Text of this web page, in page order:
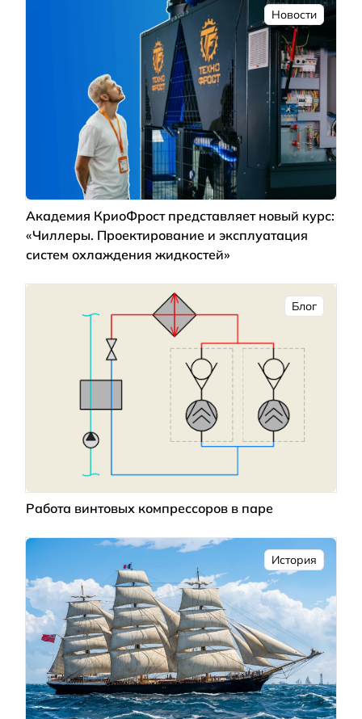
Новости
Академия КриоФрост представляет новый курс:
«Чиллеры. Проектирование и эксплуатация
систем охлаждения жидкостей»
Блог
Работа винтовых компрессоров в паре
История